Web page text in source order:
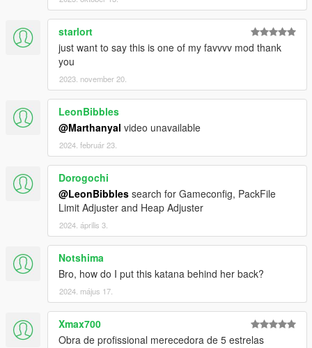
starlort
just want to say this is one of my favvvv mod thank
you
2023. november 20.
LeonBibbles
@Marthanyal video unavailable
2024. február 23.
Dorogochi
@LeonBibbles search for Gameconfig, PackFile
Limit Adjuster and Heap Adjuster
2024. április 3.
Notshima
Bro, how do I put this katana behind her back?
2024. május 17.
Xmax700
Obra de profissional merecedora de 5 estrelas